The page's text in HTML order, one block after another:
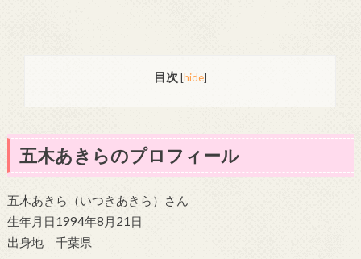
目次 [hide]
五木あきらのプロフィール
五木あきら（いつきあきら）さん
生年月日1994年8月21日
出身地 千葉県